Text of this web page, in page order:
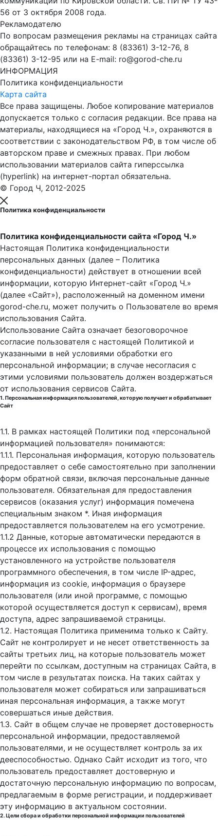
56 от 3 октября 2008 года.
Рекламодателю
По вопросам размещения рекламы на страницах сайта
обращайтесь по телефонам: 8 (83361) 3-12-76, 8
(83361) 3-12-95 или на E-mail: ro@gorod-che.ru
ИНФОРМАЦИЯ
Политика конфиденциальности
Карта сайта
Все права защищены. Любое копирование материалов
допускается только с согласия редакции. Все права на
материалы, находящиеся на «Город Ч.», охраняются в
соответствии с законодательством РФ, в том числе об
авторском праве и смежных правах. При любом
использовании материалов сайта гиперссылка
(hyperlink) на интернет-портал обязательна.
© Город Ч, 2012-2025
Политика конфиденциальности
Политика конфиденциальности сайта «Город Ч.»
Настоящая Политика конфиденциальности
персональных данных (далее – Политика
конфиденциальности) действует в отношении всей
информации, которую Интернет-сайт «Город Ч.»
(далее «Сайт»), расположенный на доменном имени
gorod-che.ru, может получить о Пользователе во время
использования Cайта.
Использование Сайта означает безоговорочное
согласие пользователя с настоящей Политикой и
указанными в ней условиями обработки его
персональной информации; в случае несогласия с
этими условиями пользователь должен воздержаться
от использования сервисов Сайта.
1. Персональная информация пользователей, которую получает и обрабатывает
Сайт
1.1. В рамках настоящей Политики под «персональной
информацией пользователя» понимаются:
1.1.1. Персональная информация, которую пользователь
предоставляет о себе самостоятельно при заполнении
форм обратной связи, включая персональные данные
пользователя. Обязательная для предоставления
сервисов (оказания услуг) информация помечена
специальным знаком *. Иная информация
предоставляется пользователем на его усмотрение.
1.1.2 Данные, которые автоматически передаются в
процессе их использования с помощью
установленного на устройстве пользователя
программного обеспечения, в том числе IP-адрес,
информация из cookie, информация о браузере
пользователя (или иной программе, с помощью
которой осуществляется доступ к cервисам), время
доступа, адрес запрашиваемой страницы.
1.2. Настоящая Политика применима только к Сайту.
Сайт не контролирует и не несет ответственность за
сайты третьих лиц, на которые пользователь может
перейти по ссылкам, доступным на страницах Сайта, в
том числе в результатах поиска. На таких сайтах у
пользователя может собираться или запрашиваться
иная персональная информация, а также могут
совершаться иные действия.
1.3. Сайт в общем случае не проверяет достоверность
персональной информации, предоставляемой
пользователями, и не осуществляет контроль за их
дееспособностью. Однако Сайт исходит из того, что
пользователь предоставляет достоверную и
достаточную персональную информацию по вопросам,
предлагаемым в форме регистрации, и поддерживает
эту информацию в актуальном состоянии.
2. Цели сбора и обработки персональной информации пользователей